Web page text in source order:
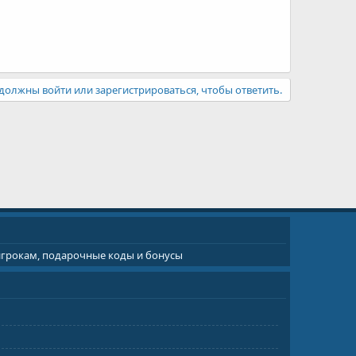
войти или зарегистрироваться, чтобы ответить.
подарочные коды и бонусы